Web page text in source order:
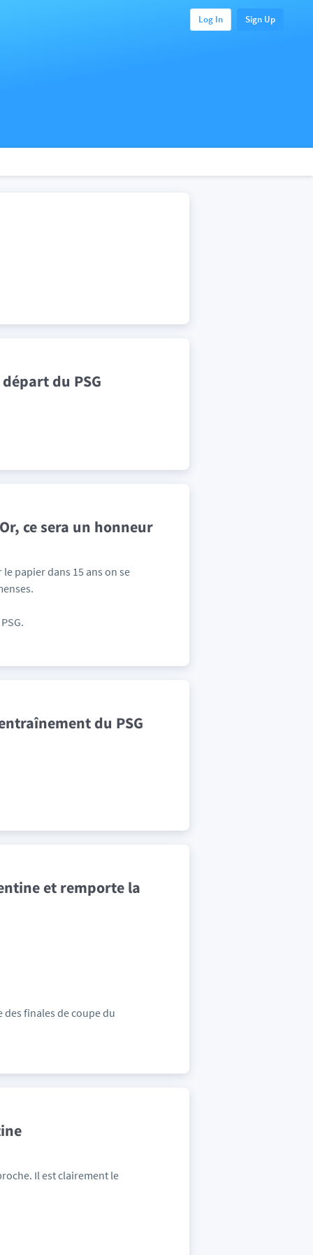
Log In Sign Up
du PSG
ce sera un honneur
papier dans 15 ans on se
du PSG
et remporte la
finales de coupe du
Il est clairement le